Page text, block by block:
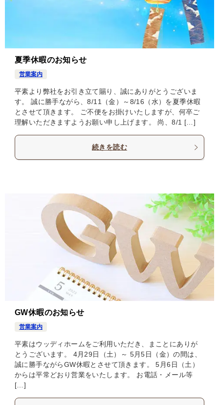
夏季休暇のお知らせ
営業案内
平素より弊社をお引き立て賜り、誠にありがとうございま
す。 誠に勝手ながら、8/11（金）～8/16（水）を夏季休暇
とさせて頂きます。 ご不便をお掛けいたしますが、何卒ご
理解いただきますようお願い申し上げます。 尚、8/1 […]
続きを読む
GW休暇のお知らせ
営業案内
平素はウッディホームをご利用いただき、まことにありが
とうございます。 4月29日（土）～ 5月5日（金）の間は、
誠に勝手ながらGW休暇とさせて頂きます。 5月6日（土）
からは平常どおり営業をいたします。 お電話・メール等
[…]